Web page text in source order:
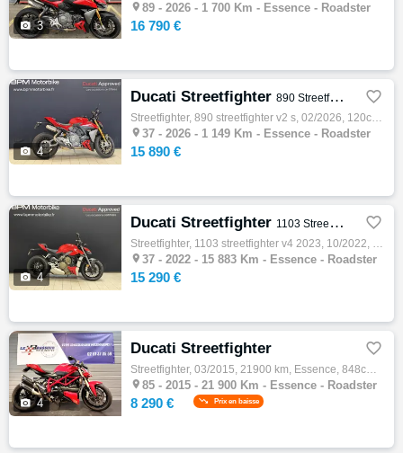
 3
 89 - 2026 - 1 700 Km - Essence - Roadster
16 790 €
 4
Ducati Streetfighter 890 Streetfighter V2 S 
Streetfighter, 890 streetfighter v2 s, 02/2026, 120ch, 9cv, 1149 km, Essence, 890cm³, Couleur rouge, Garantie 24 mois, 15890 € Equipements …
 37 - 2026 - 1 149 Km - Essence - Roadster
15 890 €
 4
Ducati Streetfighter 1103 Streetfighter V4 2023 
Streetfighter, 1103 streetfighter v4 2023, 10/2022, 208ch, 10cv, 15883 km, Essence, 1103cm³, Couleur rouge, Garantie 12 mois, 15290 € Equip…
 37 - 2022 - 15 883 Km - Essence - Roadster
15 290 €
 4
Ducati Streetfighter 
Streetfighter, 03/2015, 21900 km, Essence, 848cm³, 8290 € Equipements : Capot de selle,Clignotants Led,Garde boue arrière,Selle confort,Sil…
 85 - 2015 - 21 900 Km - Essence - Roadster
8 290 € Prix en baisse